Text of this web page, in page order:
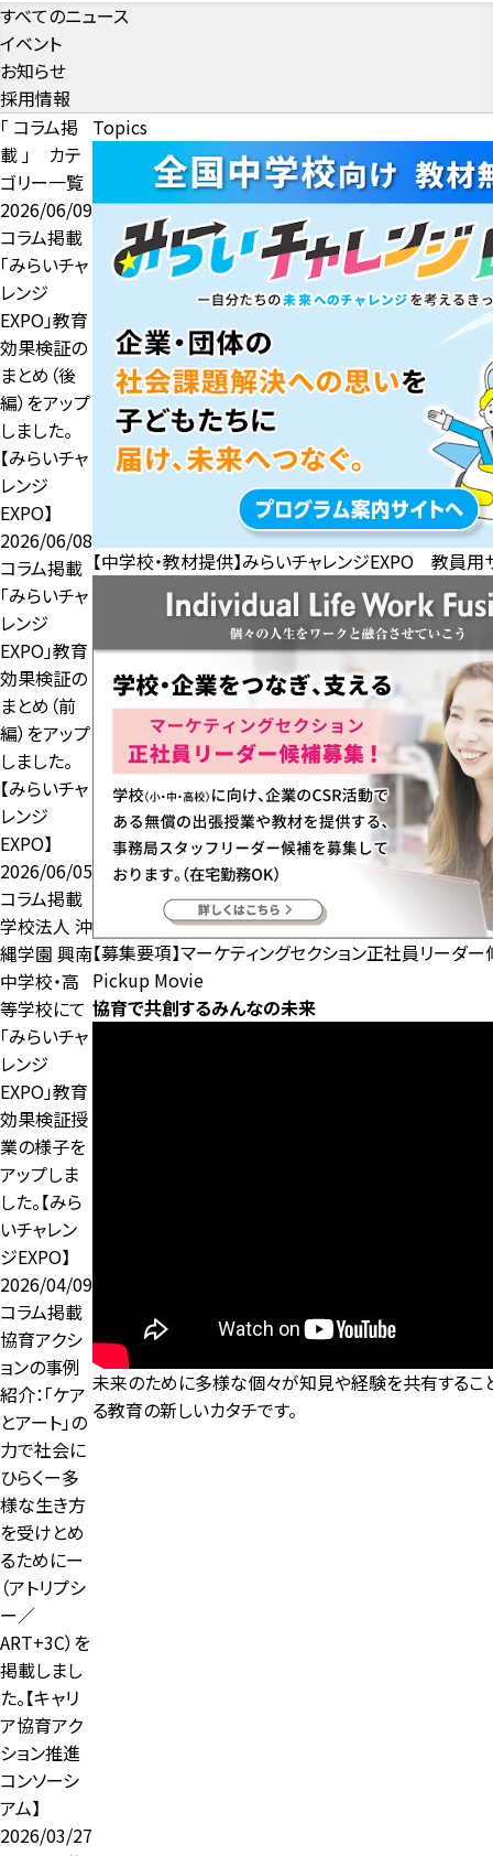
すべてのニュース
イベント
お知らせ
採用情報
「 コラム掲
載 」 カテ
ゴリー一覧
2026/06/09
コラム掲載
「みらいチャ
レンジ
EXPO」教育
効果検証の
まとめ（後
編）をアップ
しました。
【みらいチャ
レンジ
EXPO】
2026/06/08
コラム掲載
「みらいチャ
レンジ
EXPO」教育
効果検証の
まとめ（前
編）をアップ
しました。
【みらいチャ
レンジ
EXPO】
2026/06/05
コラム掲載
学校法人 沖
縄学園 興南
中学校・高
等学校にて
「みらいチャ
レンジ
EXPO」教育
効果検証授
業の様子を
アップしま
した。【みら
いチャレン
ジEXPO】
2026/04/09
コラム掲載
協育アクシ
ョンの事例
紹介：「ケア
とアート」の
力で社会に
ひらくー多
様な生き方
を受けとめ
るためにー
（アトリプシ
ー／
ART+3C）を
掲載しまし
た。【キャリ
ア協育アク
ション推進
コンソーシ
アム】
2026/03/27
Topics
【中学校・教材提供】みらいチャレンジEXPO 教員用
【募集要項】マーケティングセクション正社員リーダ
Pickup Movie
協育で共創するみんなの未来
未来のために多様な個々が知見や経験を共有するこ
る教育の新しいカタチです。